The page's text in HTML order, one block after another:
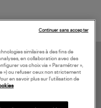
similaires à des fins de
en collaboration avec des
vos choix via « Paramétrer »,
») ou refuser ceux non strictement
en savoir plus sur l’utilisation de
Continuer sans accepter